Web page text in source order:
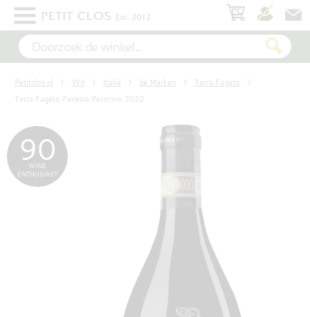
WIT
ROSÉ
ROOD
Petitclos.nl Wit Italië de Marken
Terra Fageto
Terra Fageto Fenesia Pecorino 2022
90
WINE
ENTHUSIAST